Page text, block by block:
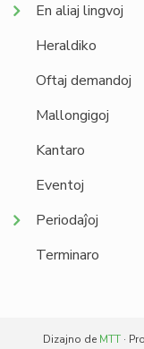
En aliaj lingvoj
Heraldiko
Oftaj demandoj
Mallongigoj
Kantaro
Eventoj
Periodaĵoj
Terminaro
Dizajno de MTT·